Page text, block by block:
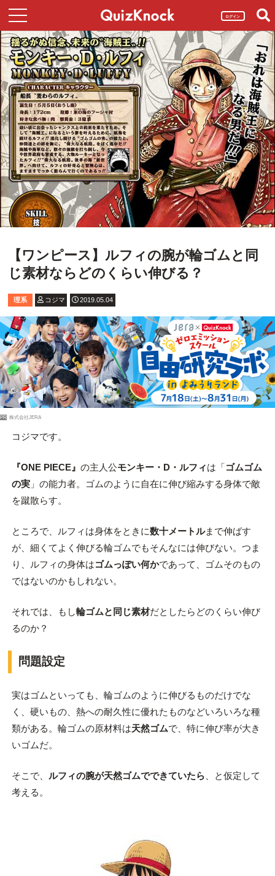
ログイン
【ワンピース】ルフィの腕が輪ゴムと同
じ素材ならどのくらい伸びる？
理系 コジマ 2019.05.04
PR 株式会社JERA
コジマです。
『ONE PIECE』 の主人公モンキー・D・ルフィは「ゴムゴム
の実」の能力者。ゴムのように自在に伸び縮みする身体で敵
を蹴散らす。
ところで、ルフィは身体をときに数十メートルまで伸ばす
が、細くてよく伸びる輪ゴムでもそんなには伸びない。つま
り、ルフィの身体はゴムっぽい何かであって、ゴムそのもの
ではないのかもしれない。
それでは、もし輪ゴムと同じ素材だとしたらどのくらい伸び
るのか？
問題設定
実はゴムといっても、輪ゴムのように伸びるものだけでな
く、硬いもの、熱への耐久性に優れたものなどいろいろな種
類がある。輪ゴムの原材料は天然ゴムで、特に伸び率が大き
いゴムだ。
そこで、 ルフィの腕が天然ゴムでできていたら 、と仮定して
考える。